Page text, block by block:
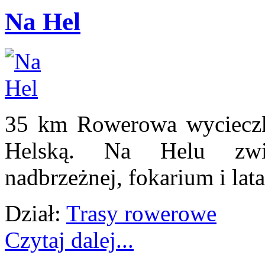
Na Hel
35 km Rowerowa
Helską. Na Helu
nadbrzeżnej, fokarium i
Dział: Trasy rowerowe
Czytaj dalej...